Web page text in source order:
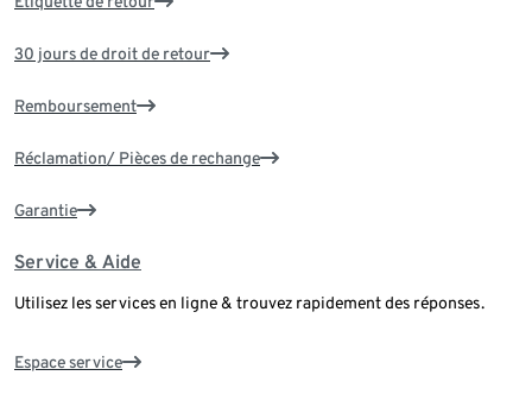
30 jours de droit de retour
Remboursement
Réclamation/ Pièces de rechange
Garantie
Service & Aide
Utilisez les services en ligne & trouvez rapidement des réponses.
Espace service